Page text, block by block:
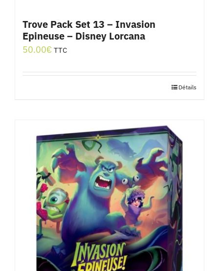
Trove Pack Set 13 – Invasion
Epineuse – Disney Lorcana
50.00€ TTC
Détails